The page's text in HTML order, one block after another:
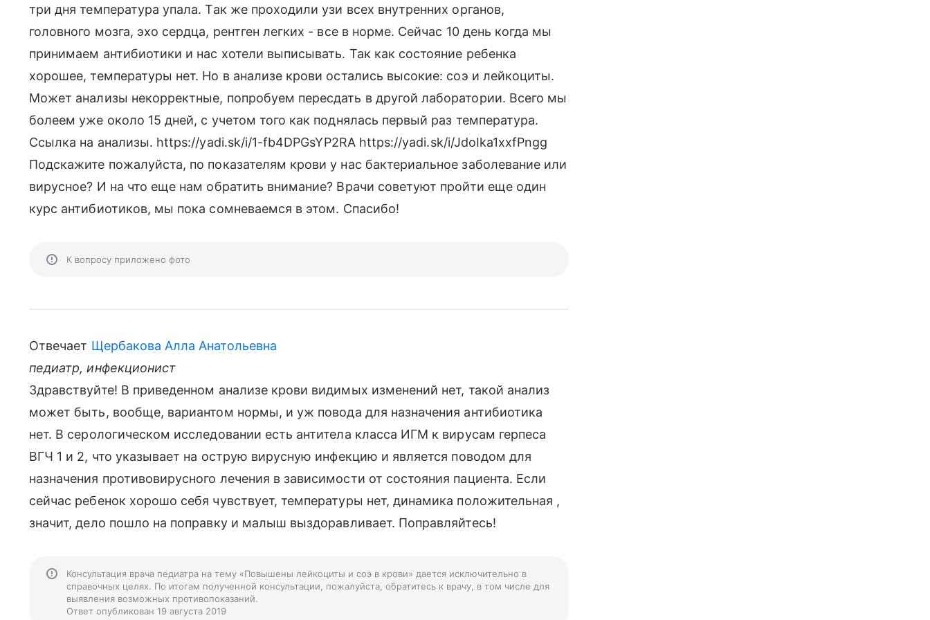
три дня температура упала. Так же проходили узи всех внутренних органов,
головного мозга, эхо сердца, рентген легких - все в норме. Сейчас 10 день когда мы
принимаем антибиотики и нас хотели выписывать. Так как состояние ребенка
хорошее, температуры нет. Но в анализе крови остались высокие: соэ и лейкоциты.
Может анализы некорректные, попробуем пересдать в другой лаборатории. Всего мы
болеем уже около 15 дней, с учетом того как поднялась первый раз температура.
Ссылка на анализы. https://yadi.sk/i/1-fb4DPGsYP2RA https://yadi.sk/i/JdoIka1xxfPngg
Подскажите пожалуйста, по показателям крови у нас бактериальное заболевание или
вирусное? И на что еще нам обратить внимание? Врачи советуют пройти еще один
курс антибиотиков, мы пока сомневаемся в этом. Спасибо!
К вопросу приложено фото
Отвечает Щербакова Алла Анатольевна
педиатр, инфекционист
Здравствуйте! В приведенном анализе крови видимых изменений нет, такой анализ
может быть, вообще, вариантом нормы, и уж повода для назначения антибиотика
нет. В серологическом исследовании есть антитела класса ИГМ к вирусам герпеса
ВГЧ 1 и 2, что указывает на острую вирусную инфекцию и является поводом для
назначения противовирусного лечения в зависимости от состояния пациента. Если
сейчас ребенок хорошо себя чувствует, температуры нет, динамика положительная ,
значит, дело пошло на поправку и малыш выздоравливает. Поправляйтесь!
Консультация врача педиатра на тему «Повышены лейкоциты и соэ в крови» дается исключительно в
справочных целях. По итогам полученной консультации, пожалуйста, обратитесь к врачу, в том числе для
выявления возможных противопоказаний.
Ответ опубликован 19 августа 2019